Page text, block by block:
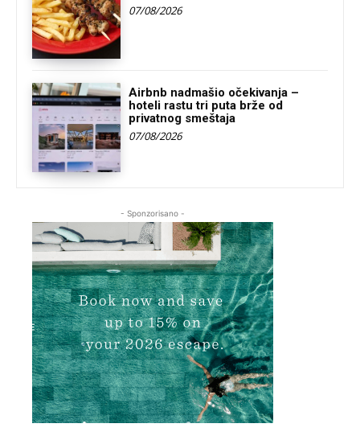
07/08/2026
Airbnb nadmašio očekivanja –
hoteli rastu tri puta brže od
privatnog smeštaja
07/08/2026
- Sponzorisano -